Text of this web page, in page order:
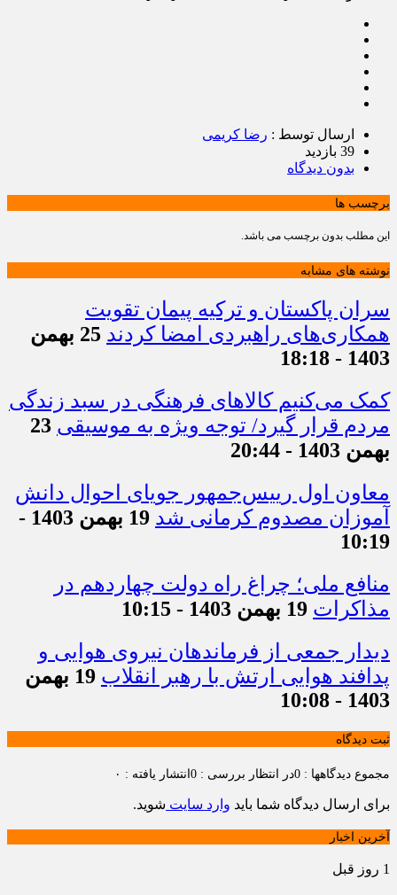
ارسال توسط : رضا کریمی
39 بازدید
بدون دیدگاه
برچسب ها
این مطلب بدون برچسب می باشد.
نوشته های مشابه
سران پاکستان و ترکیه پیمان تقویت
همکاری‌های راهبردی امضا کردند
25 بهمن
1403 - 18:18
کمک می‌کنیم کالاهای فرهنگی در سبد زندگی
مردم قرار گیرد/ توجه ویژه به موسیقی 23
بهمن 1403 - 20:44
معاون اول رییس‌جمهور جویای احوال دانش
آموزان مصدوم کرمانی شد
19 بهمن 1403 -
10:19
منافع ملی؛ چراغ راه دولت چهاردهم در
مذاکرات 19 بهمن 1403 - 10:15
دیدار جمعی از فرماندهان نیروی هوایی و
پدافند هوایی ارتش با رهبر انقلاب
19 بهمن
1403 - 10:08
ثبت دیدگاه
مجموع دیدگاهها : 0 در انتظار بررسی : 0 انتشار یافته : ۰
برای ارسال دیدگاه شما باید وارد سایت شوید.
آخرین اخبار
1 روز قبل